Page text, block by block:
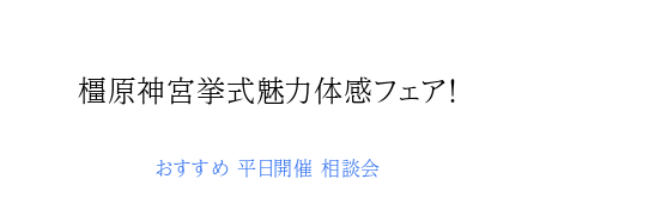
橿原神宮挙式魅力体感フェア！
おすすめ 平日開催 相談会